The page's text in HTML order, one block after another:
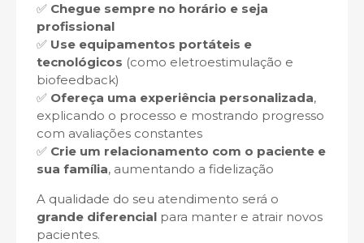
✅ Chegue sempre no horário e seja
profissional
✅ Use equipamentos portáteis e
tecnológicos (como eletroestimulação e
biofeedback)
✅ Ofereça uma experiência personalizada,
explicando o processo e mostrando progresso
com avaliações constantes
✅ Crie um relacionamento com o paciente e
sua família, aumentando a fidelização
A qualidade do seu atendimento será o
grande diferencial para manter e atrair novos
pacientes.